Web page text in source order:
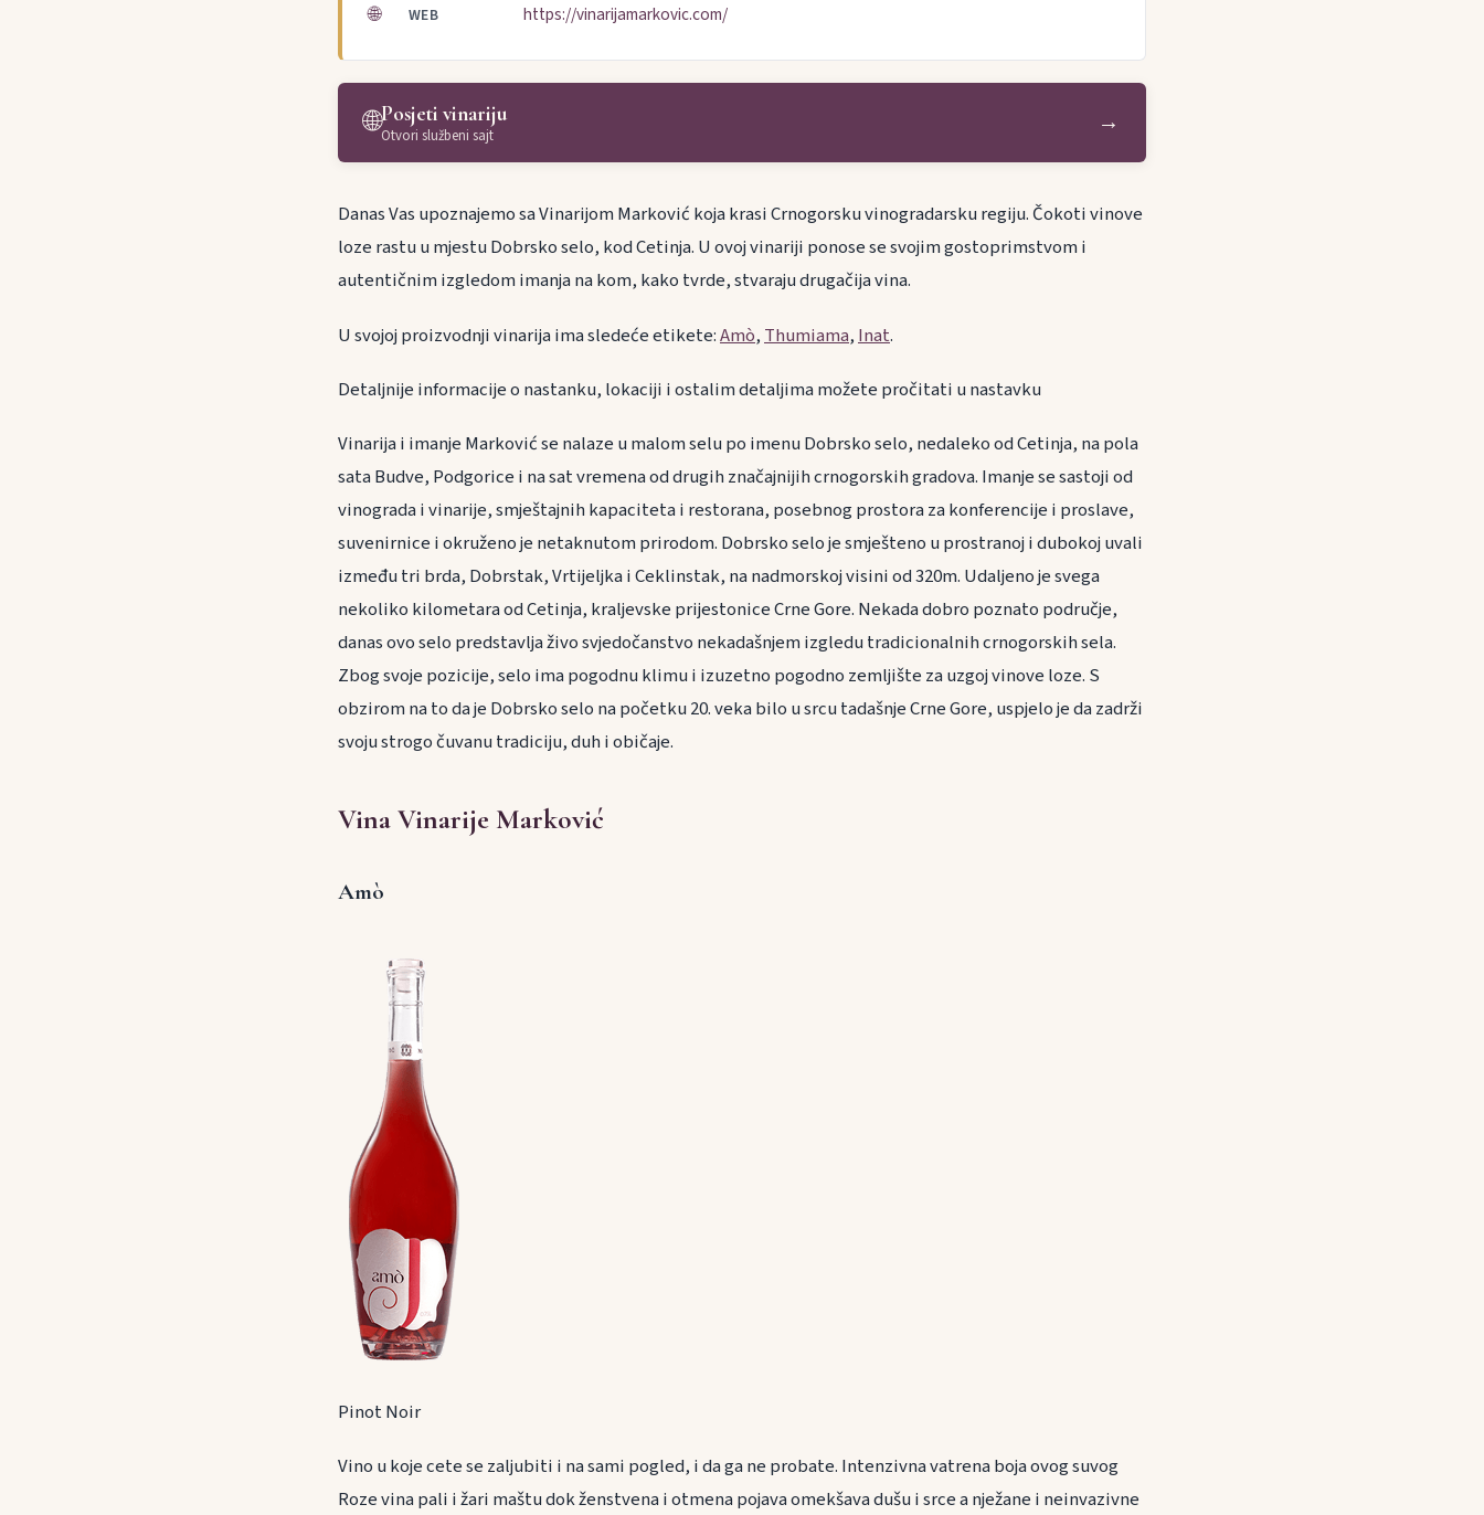
🌐 WEB https://vinarijamarkovic.com/
🌐Posjeti vinariju
Otvori službeni sajt →
Danas Vas upoznajemo sa Vinarijom Marković koja krasi Crnogorsku vinogradarsku regiju. Čokoti vinove
loze rastu u mjestu Dobrsko selo, kod Cetinja. U ovoj vinariji ponose se svojim gostoprimstvom i
autentičnim izgledom imanja na kom, kako tvrde, stvaraju drugačija vina.
U svojoj proizvodnji vinarija ima sledeće etikete:Amò, Thumiama, Inat.
Detaljnije informacije o nastanku, lokaciji i ostalim detaljima možete pročitati u nastavku
Vinarija i imanje Marković se nalaze u malom selu po imenu Dobrsko selo, nedaleko od Cetinja, na pola
sata Budve, Podgorice i na sat vremena od drugih značajnijih crnogorskih gradova. Imanje se sastoji od
vinograda i vinarije, smještajnih kapaciteta i restorana, posebnog prostora za konferencije i proslave,
suvenirnice i okruženo je netaknutom prirodom. Dobrsko selo je smješteno u prostranoj i dubokoj uvali
između tri brda, Dobrstak, Vrtijeljka i Ceklinstak, na nadmorskoj visini od 320m. Udaljeno je svega
nekoliko kilometara od Cetinja, kraljevske prijestonice Crne Gore. Nekada dobro poznato područje,
danas ovo selo predstavlja živo svjedočanstvo nekadašnjem izgledu tradicionalnih crnogorskih sela.
Zbog svoje pozicije, selo ima pogodnu klimu i izuzetno pogodno zemljište za uzgoj vinove loze. S
obzirom na to da je Dobrsko selo na početku 20. veka bilo u srcu tadašnje Crne Gore, uspjelo je da zadrži
svoju strogo čuvanu tradiciju, duh i običaje.
Vina Vinarije Marković
Amò
Pinot Noir
Vino u koje cete se zaljubiti i na sami pogled, i da ga ne probate. Intenzivna vatrena boja ovog suvog
Roze vina pali i žari maštu dok ženstvena i otmena pojava omekšava dušu i srce a nježane i neinvazivne